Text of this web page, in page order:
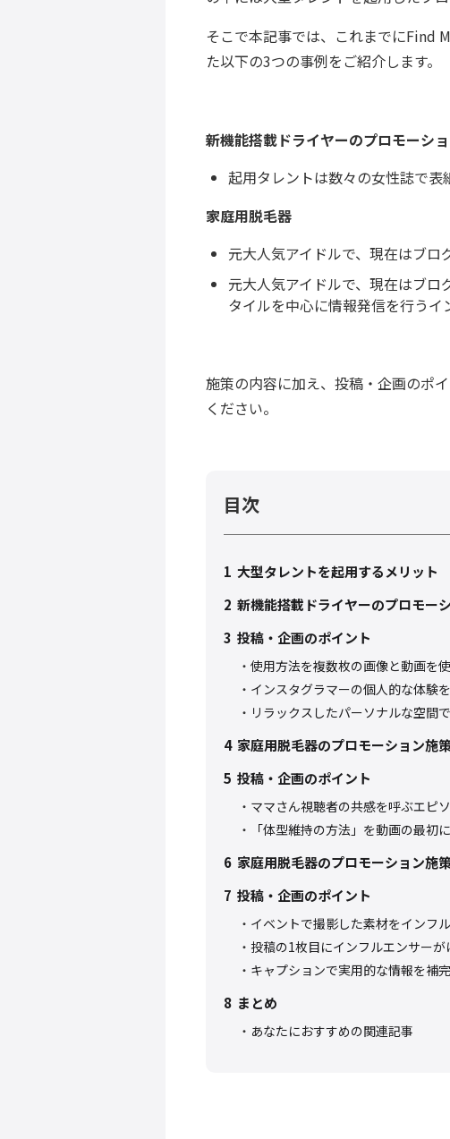
そこで本記事では、これまでにFind
た以下の3つの事例をご紹介します。
新機能搭載ドライヤーのプロモーシ
起用タレントは数々の女性誌で
家庭用脱毛器
元大人気アイドルで、現在はブ
元大人気アイドルで、現在はブ
タイルを中心に情報発信を行うイ
施策の内容に加え、投稿・企画のポ
ください。
目次
1 大型タレントを起用するメリット
2 新機能搭載ドライヤーのプロモー
3 投稿・企画のポイント
使用方法を複数枚の画像と動画を
インスタグラマーの個人的な体験
リラックスしたパーソナルな空間
4 家庭用脱毛器のプロモーション施
5 投稿・企画のポイント
ママさん視聴者の共感を呼ぶエピ
「体型維持の方法」を動画の最初
6 家庭用脱毛器のプロモーション施
7 投稿・企画のポイント
イベントで撮影した素材をインフ
投稿の1枚目にインフルエンサー
キャプションで実用的な情報を補完
8 まとめ
あなたにおすすめの関連記事